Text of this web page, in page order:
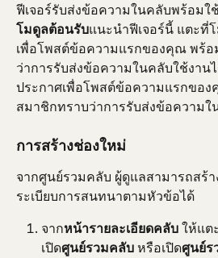
ฟีเจอร์รับส่งข้อความในคลับพร้อมใ
โมดูลต้อนรับแนะนำฟีเจอร์นี้ แตะที่
เพื่อโพสต์ข้อความแรกของคุณ พร้อ
ว่าการรับส่งข้อความในคลับใช้งาน
ประกาศเพื่อโพสต์ข้อความแรกขอ
สมาชิกทราบว่าการรับส่งข้อความใ
การสร้างช่องใหม่
จากศูนย์รวมคลับ ผู้ดูแลสามารถสร้า
ระเบียบการสนทนาตามหัวข้อได้
จากหน้ารายละเอียดคลับ ให้แต
เปิดศูนย์รวมคลับ หรือเปิดศูนย์ร